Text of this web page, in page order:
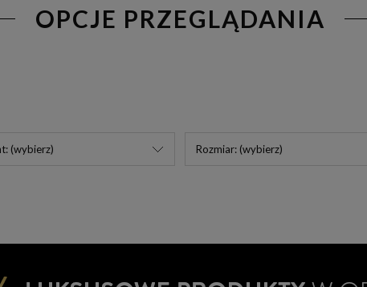
OPCJE PRZEGLĄDANIA
(wybierz) Rozmiar: (wybierz)